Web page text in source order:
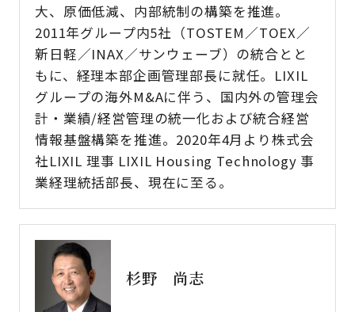
大、原価低減、内部統制の構築を推進。
2011年グループ内5社（TOSTEM／TOEX／
新日軽／INAX／サンウェーブ）の統合とと
もに、経理本部企画管理部長に就任。LIXIL
グループの海外M&Aに伴う、国内外の管理会
計・業績/経営管理の統一化および統合経営
情報基盤構築を推進。2020年4月より株式会
社LIXIL 理事 LIXIL Housing Technology 事
業経理統括部長、現在に至る。
杉野 尚志